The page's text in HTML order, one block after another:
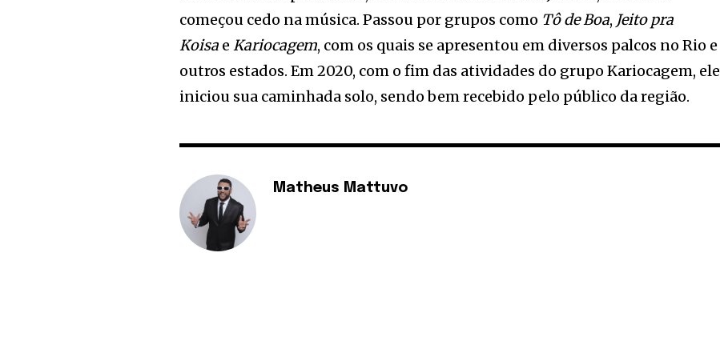
começou cedo na música. Passou por grupos como Tô de Boa, Jeito pra
Koisa eKariocagem, com os quais se apresentou em diversos palcos no Rio e
outros estados. Em 2020, com o fim das atividades do grupo Kariocagem, ele
iniciou sua caminhada solo, sendo bem recebido pelo público da região.
Matheus Mattuvo